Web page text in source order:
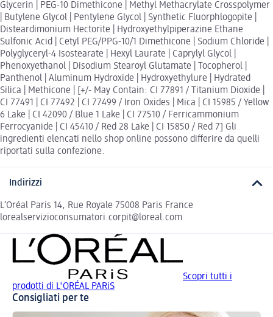
Glycerin | PEG-10 Dimethicone | Methyl Methacrylate Crosspolymer
| Butylene Glycol | Pentylene Glycol | Synthetic Fluorphlogopite |
Disteardimonium Hectorite | Hydroxyethylpiperazine Ethane
Sulfonic Acid | Cetyl PEG/PPG-10/1 Dimethicone | Sodium Chloride |
Polyglyceryl-4 Isostearate | Hexyl Laurate | Caprylyl Glycol |
Phenoxyethanol | Disodium Stearoyl Glutamate | Tocopherol |
Panthenol | Aluminum Hydroxide | Hydroxyethylure | Hydrated
Silica | Methicone | [+/- May Contain: CI 77891 / Titanium Dioxide |
CI 77491 | CI 77492 | CI 77499 / Iron Oxides | Mica | CI 15985 / Yellow
6 Lake | CI 42090 / Blue 1 Lake | CI 77510 / Ferricammonium
Ferrocyanide | CI 45410 / Red 28 Lake | CI 15850 / Red 7] Gli
ingredienti elencati nello shop online possono differire da quelli
riportati sulla confezione.
Indirizzi
L’Oréal Paris 14, Rue Royale 75008 Paris France
lorealservizioconsumatori.corpit@loreal.com
Scopri tutti i
prodotti di L'ORÉAL PARiS
Consigliati per te